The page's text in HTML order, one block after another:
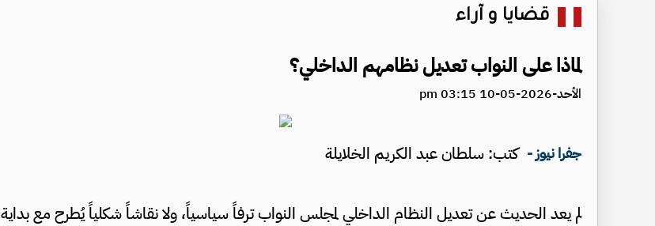
قضايا و آراء
لماذا على النواب تعديل نظامهم الداخلي؟
الأحد-2026-05-10 03:15 pm
جفرا نيوز - كتب: سلطان عبد الكريم الخلايلة
لم يعد الحديث عن تعديل النظام الداخلي لمجلس النواب ترفاً سياسياً، ولا نقاشاً شكلياً يُطرح مع بداية